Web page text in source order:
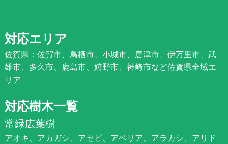
対応エリア
佐賀県：佐賀市、鳥栖市、小城市、唐津市、伊万里市、武
雄市、多久市、鹿島市、嬉野市、神崎市など佐賀県全域エ
リア
対応樹木一覧
常緑広葉樹
アオキ、アカガシ、アセビ、アベリア、アラカシ、アリド